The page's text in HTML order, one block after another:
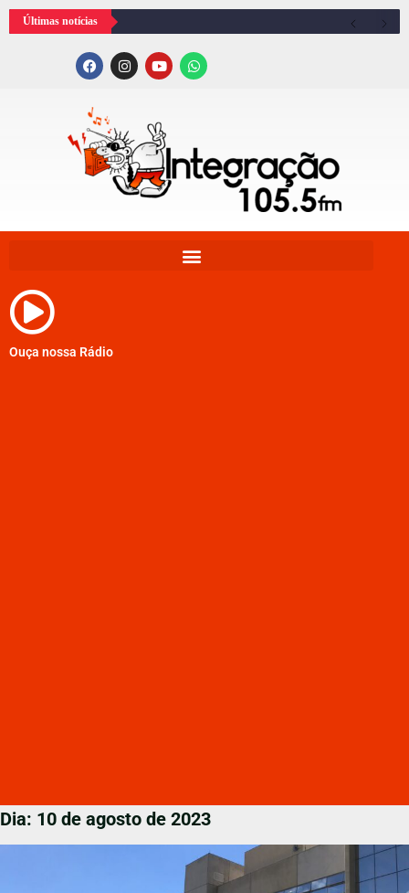
Últimas notícias
Ouça nossa Rádio
Dia: 10 de agosto de 2023